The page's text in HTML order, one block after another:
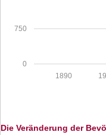
0
750
1890
Die Veränderung der